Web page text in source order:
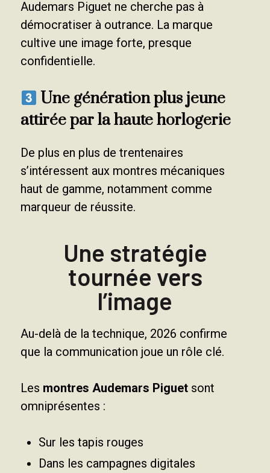
Audemars Piguet ne cherche pas à
démocratiser à outrance. La marque
cultive une image forte, presque
confidentielle.
Une génération plus jeune
attirée par la haute horlogerie
De plus en plus de trentenaires
s’intéressent aux montres mécaniques
haut de gamme, notamment comme
marqueur de réussite.
Une stratégie
tournée vers
l’image
Au-delà de la technique, 2026 confirme
que la communication joue un rôle clé.
Les montres Audemars Piguet sont
omniprésentes :
Sur les tapis rouges
Dans les campagnes digitales